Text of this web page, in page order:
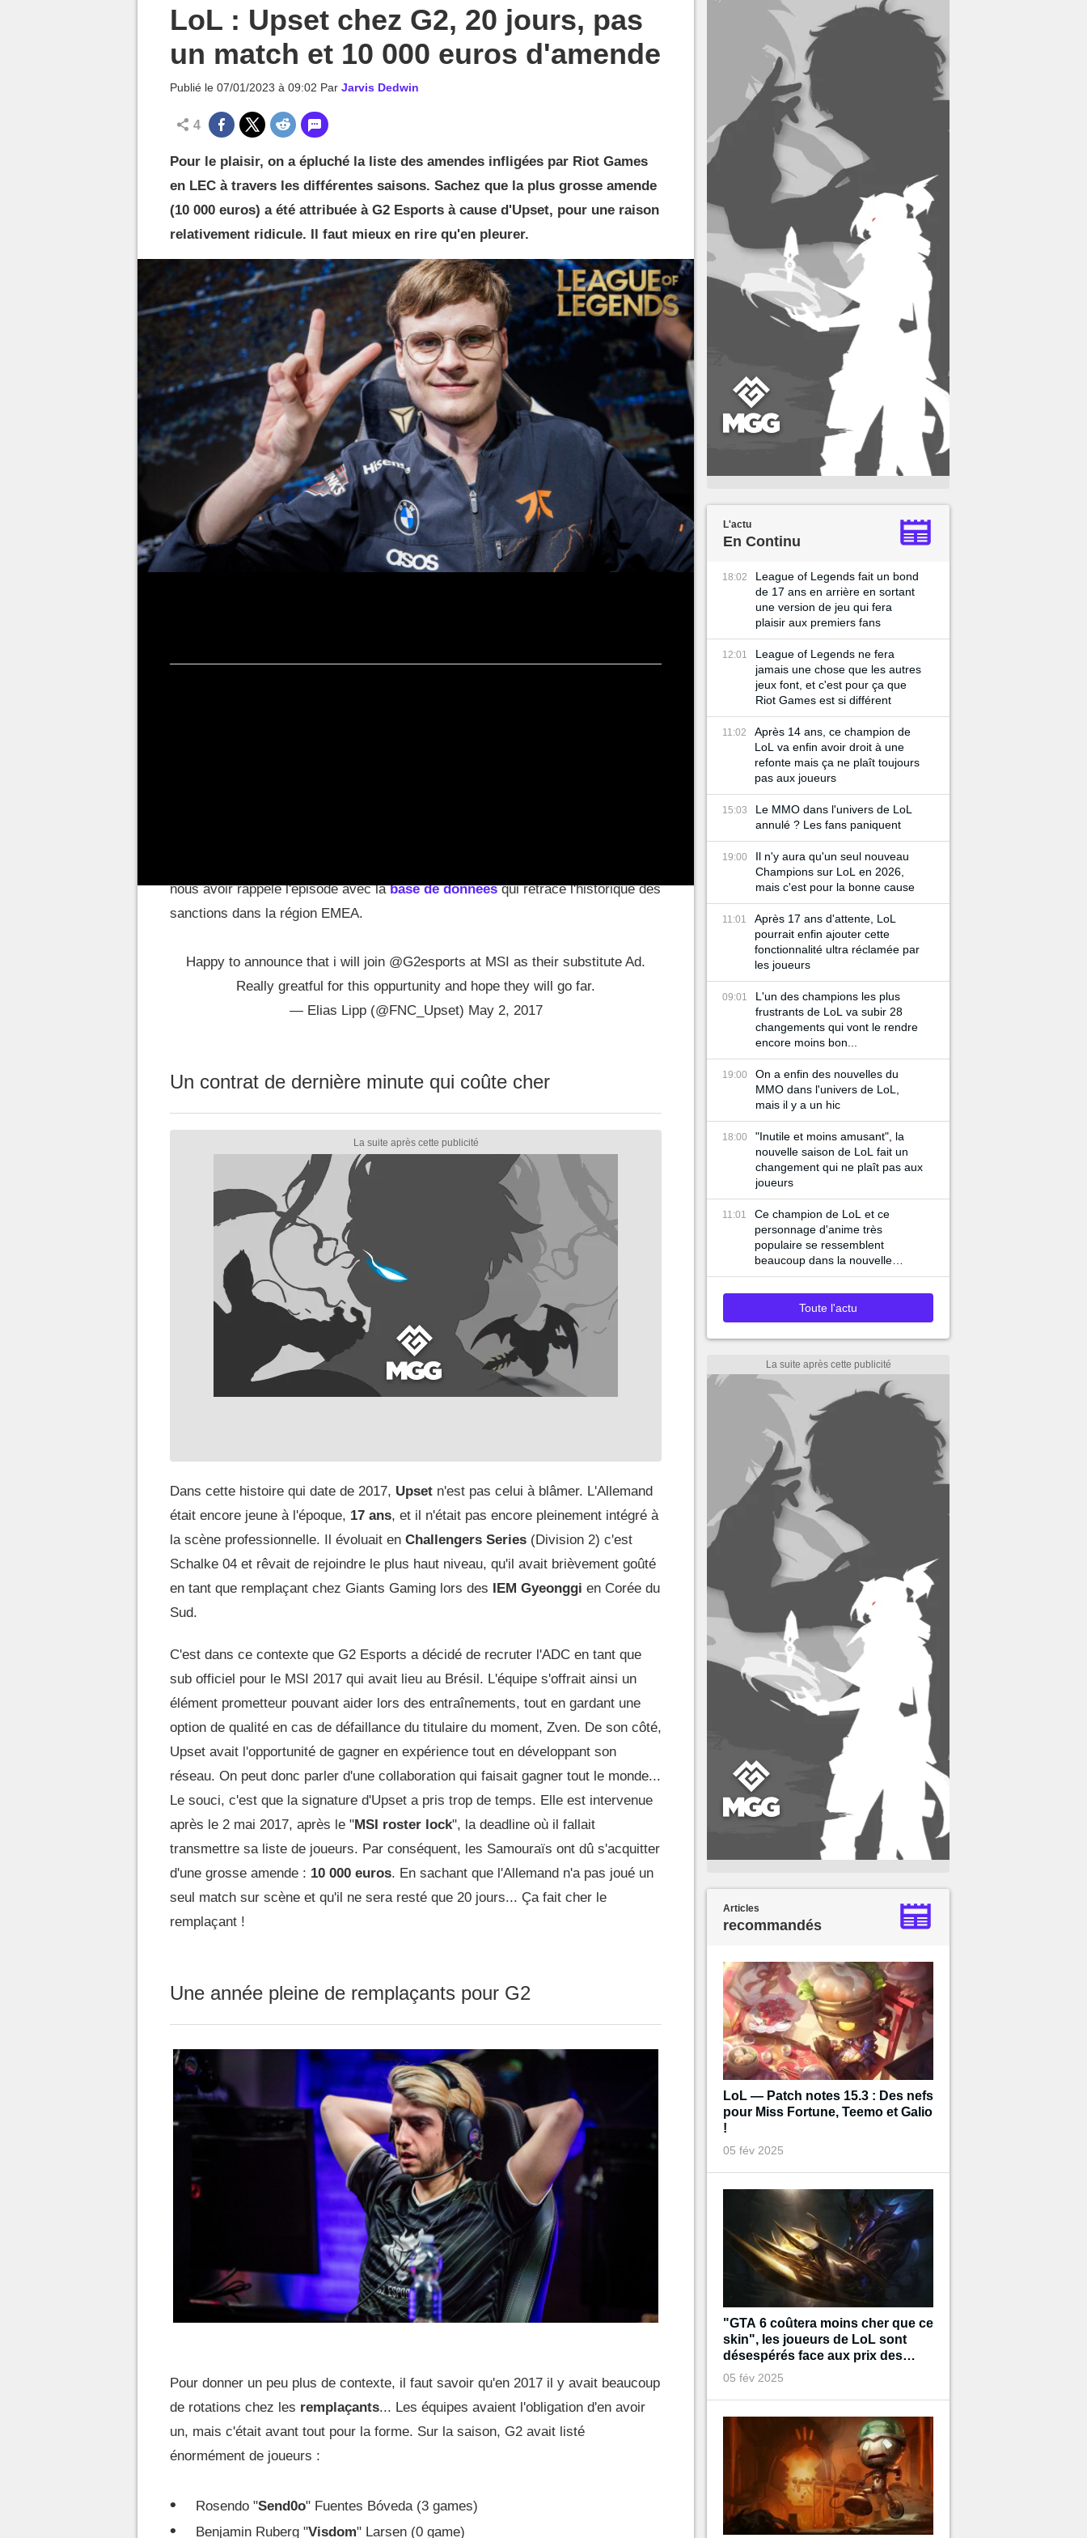
LoL : Upset chez G2, 20 jours, pas
un match et 10 000 euros d'amende
Publié le 07/01/2023 à 09:02 Par Jarvis Dedwin
4
Pour le plaisir, on a épluché la liste des amendes infligées par Riot Games
en LEC à travers les différentes saisons. Sachez que la plus grosse amende
(10 000 euros) a été attribuée à G2 Esports à cause d'Upset, pour une raison
relativement ridicule. Il faut mieux en rire qu'en pleurer.
nous avoir rappelé l'épisode avec labase de donnéesqui retrace l'historique des
sanctions dans la région EMEA.
Happy to announce that i will join @G2esports at MSI as their substitute Ad.
Really greatful for this oppurtunity and hope they will go far.
— Elias Lipp (@FNC_Upset) May 2, 2017
Un contrat de dernière minute qui coûte cher
Dans cette histoire qui date de 2017, Upset n'est pas celui à blâmer. L'Allemand
était encore jeune à l'époque, 17 ans, et il n'était pas encore pleinement intégré à
la scène professionnelle. Il évoluait en Challengers Series (Division 2) c'est
Schalke 04 et rêvait de rejoindre le plus haut niveau, qu'il avait brièvement goûté
en tant que remplaçant chez Giants Gaming lors des IEM Gyeonggi en Corée du
Sud.
C'est dans ce contexte que G2 Esports a décidé de recruter l'ADC en tant que
sub officiel pour le MSI 2017 qui avait lieu au Brésil. L'équipe s'offrait ainsi un
élément prometteur pouvant aider lors des entraînements, tout en gardant une
option de qualité en cas de défaillance du titulaire du moment, Zven. De son côté,
Upset avait l'opportunité de gagner en expérience tout en développant son
réseau. On peut donc parler d'une collaboration qui faisait gagner tout le monde...
Le souci, c'est que la signature d'Upset a pris trop de temps. Elle est intervenue
après le 2 mai 2017, après le "MSI roster lock", la deadline où il fallait
transmettre sa liste de joueurs. Par conséquent, les Samouraïs ont dû s'acquitter
d'une grosse amende : 10 000 euros. En sachant que l'Allemand n'a pas joué un
seul match sur scène et qu'il ne sera resté que 20 jours... Ça fait cher le
remplaçant !
Une année pleine de remplaçants pour G2
Pour donner un peu plus de contexte, il faut savoir qu'en 2017 il y avait beaucoup
de rotations chez les remplaçants... Les équipes avaient l'obligation d'en avoir
un, mais c'était avant tout pour la forme. Sur la saison, G2 avait listé
énormément de joueurs :
Rosendo "Send0o" Fuentes Bóveda (3 games)
Benjamin Ruberg "Visdom" Larsen (0 game)
L'actu
En Continu
18:02
League of Legends fait un bond
de 17 ans en arrière en sortant
une version de jeu qui fera
plaisir aux premiers fans
12:01
League of Legends ne fera
jamais une chose que les autres
jeux font, et c'est pour ça que
Riot Games est si différent
11:02
Après 14 ans, ce champion de
LoL va enfin avoir droit à une
refonte mais ça ne plaît toujours
pas aux joueurs
15:03
Le MMO dans l'univers de LoL
annulé ? Les fans paniquent
19:00
Il n'y aura qu'un seul nouveau
Champions sur LoL en 2026,
mais c'est pour la bonne cause
11:01
Après 17 ans d'attente, LoL
pourrait enfin ajouter cette
fonctionnalité ultra réclamée par
les joueurs
09:01
L'un des champions les plus
frustrants de LoL va subir 28
changements qui vont le rendre
encore moins bon...
19:00
On a enfin des nouvelles du
MMO dans l'univers de LoL,
mais il y a un hic
18:00
"Inutile et moins amusant", la
nouvelle saison de LoL fait un
changement qui ne plaît pas aux
joueurs
11:01
Ce champion de LoL et ce
personnage d'anime très
populaire se ressemblent
beaucoup dans la nouvelle
bande-annonce du jeu
Toute l'actu
Articles
recommandés
LoL — Patch notes 15.3 : Des nefs
pour Miss Fortune, Teemo et Galio
!
05 fév 2025
"GTA 6 coûtera moins cher que ce
skin", les joueurs de LoL sont
désespérés face aux prix des
prochains cosmétiques
05 fév 2025